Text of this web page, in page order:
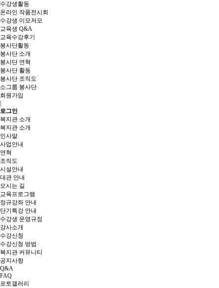
수강생활동
온라인 작품전시회
수강생 이모저모
교육생 Q&A
교육수강후기
봉사단활동
봉사단 소개
봉사단 연혁
봉사단 활동
봉사단 조직도
소그룹 봉사단
회원가입
로그인
복지관 소개
복지관 소개
인사말
사업안내
연혁
조직도
시설안내
대관 안내
오시는 길
교육프로그램
정규강좌 안내
단기특강 안내
수강생 운영규정
강사소개
수강신청
수강신청 방법
복지관 커뮤니티
공지사항
Q&A
FAQ
포토갤러리